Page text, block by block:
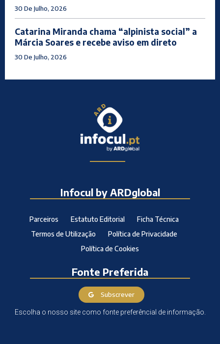
30 De Julho, 2026
Catarina Miranda chama “alpinista social” a
Márcia Soares e recebe aviso em direto
30 De Julho, 2026
Infocul by ARDglobal
Parceiros Estatuto Editorial
Ficha Técnica
Termos de Utilização
Política de Privacidade
Política de Cookies
Fonte Preferida
Subscrever
Escolha o nosso site como fonte preferêncial de informação.